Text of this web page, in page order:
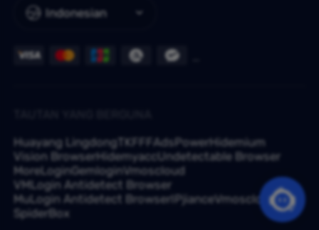
Indonesian
Huayang Lingdong TKFFF AdsPowerHidemium
Vision BrowserHidemyaccUndetectable Browser
MoreLoginGemloginVmoscloud
VMLogin Antidetect Browser
MuLogin Antidetect BrowserIPjianceVmoscloud
SpiderBox